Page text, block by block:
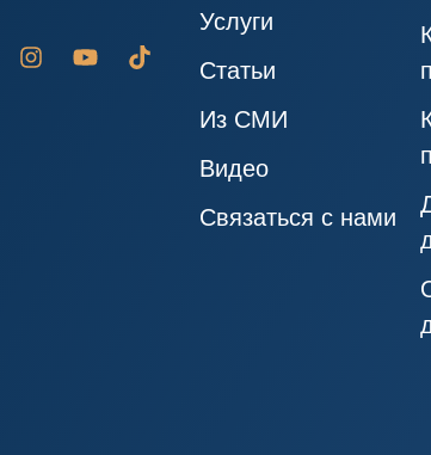
Услуги
Статьи
Из СМИ
Видео
Связаться с нами